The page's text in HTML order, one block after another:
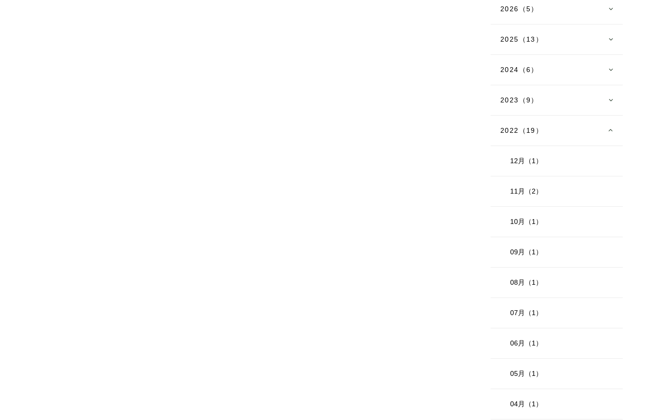
2026（5）
2025（13）
2024（6）
2023（9）
2022（19）
12月（1）
11月（2）
10月（1）
09月（1）
08月（1）
07月（1）
06月（1）
05月（1）
04月（1）